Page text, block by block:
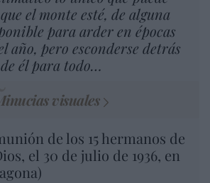
el monte esté, de alguna
para arder en épocas
año, pero esconderse detrás
de él para todo…
visuales
de los 15 hermanos de
el 30 de julio de 1936, en